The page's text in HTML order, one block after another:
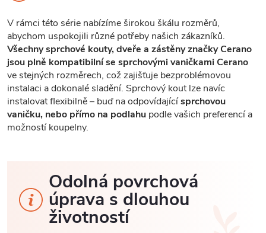
V rámci této série nabízíme širokou škálu rozměrů,
abychom uspokojili různé potřeby našich zákazníků.
Všechny sprchové kouty, dveře a zástěny značky Cerano
jsou plně kompatibilní se sprchovými vaničkami Cerano
ve stejných rozměrech, což zajišťuje bezproblémovou
instalaci a dokonalé sladění. Sprchový kout lze navíc
instalovat flexibilně – buď na odpovídajícísprchovou
vaničku, nebo přímo na podlahu podle vašich preferencí a
možností koupelny.
Odolná povrchová
úprava s dlouhou
životností